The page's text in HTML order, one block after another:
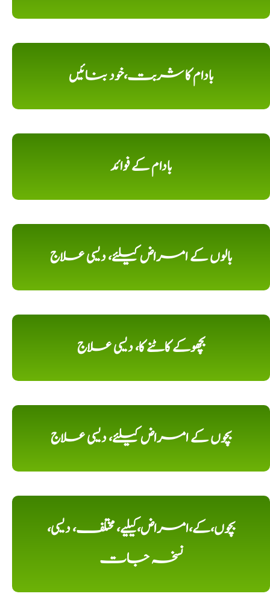
بادام کا شربت،خود بنائیں
بادام کے فوائد
بالوں کے امراض کیلئے، دیسی علاج
بچھوکے کاٹنے کا، دیسی علاج
بچوں کے امراض کیلئے، دیسی علاج
بچوں،کے،امراض،کیلیے، مختلف، دیسی،
نسخہ جات